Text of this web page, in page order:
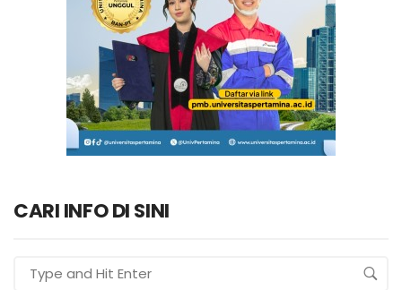
CARI INFO DI SINI